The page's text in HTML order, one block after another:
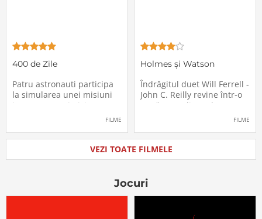
400 de Zile
Patru astronauti participa
la simularea unei misiuni
in care sunt trimisi pe o
psihologice pe care le are
calatoria in spatiu. Starea
mentala a astronautilor
FILME
Holmes și Watson
Îndrăgitul duet Will Ferrell -
John C. Reilly revine într-o
nouă comedie: Holmes &
Watson, povestea super-
Holmes și a asistentului
său, dr. Watson, inspirată
de romanul best-seller al
De data
FILME
VEZI TOATE FILMELE
Jocuri